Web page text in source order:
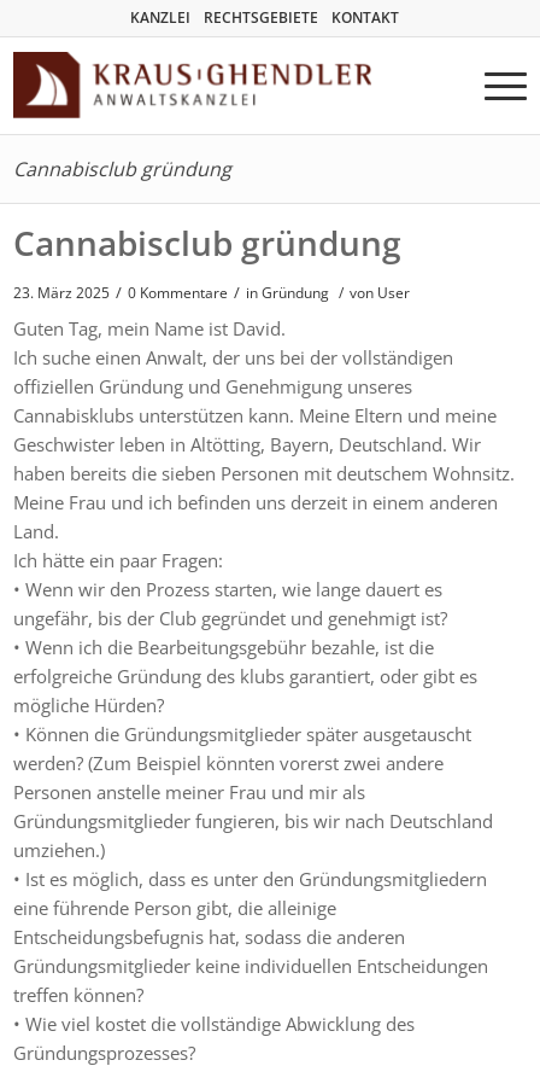
KANZLEI RECHTSGEBIETE KONTAKT
Cannabisclub gründung
Cannabisclub gründung
23. März 2025 / 0 Kommentare / inGründung / von User
Guten Tag, mein Name ist David.
Ich suche einen Anwalt, der uns bei der vollständigen
offiziellen Gründung und Genehmigung unseres
Cannabisklubs unterstützen kann. Meine Eltern und meine
Geschwister leben in Altötting, Bayern, Deutschland. Wir
haben bereits die sieben Personen mit deutschem Wohnsitz.
Meine Frau und ich befinden uns derzeit in einem anderen
Land.
Ich hätte ein paar Fragen:
• Wenn wir den Prozess starten, wie lange dauert es
ungefähr, bis der Club gegründet und genehmigt ist?
• Wenn ich die Bearbeitungsgebühr bezahle, ist die
erfolgreiche Gründung des klubs garantiert, oder gibt es
mögliche Hürden?
• Können die Gründungsmitglieder später ausgetauscht
werden? (Zum Beispiel könnten vorerst zwei andere
Personen anstelle meiner Frau und mir als
Gründungsmitglieder fungieren, bis wir nach Deutschland
umziehen.)
• Ist es möglich, dass es unter den Gründungsmitgliedern
eine führende Person gibt, die alleinige
Entscheidungsbefugnis hat, sodass die anderen
Gründungsmitglieder keine individuellen Entscheidungen
treffen können?
• Wie viel kostet die vollständige Abwicklung des
Gründungsprozesses?